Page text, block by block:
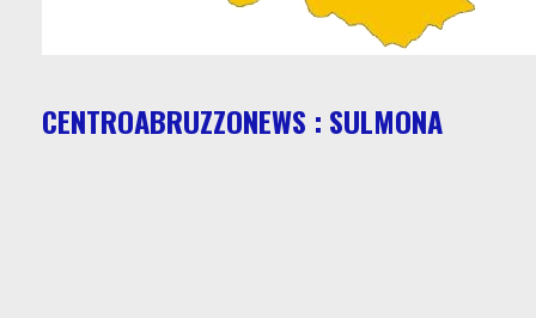
CENTROABRUZZONEWS : SULMONA